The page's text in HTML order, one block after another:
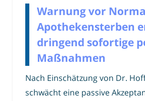
Warnung vor
Apothekensterben
dringend sofortige
Maßnahmen
Nach Einschätzung von Dr.
schwächt eine passive